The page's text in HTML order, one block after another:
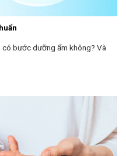
bước dưỡng ẩm không? Và